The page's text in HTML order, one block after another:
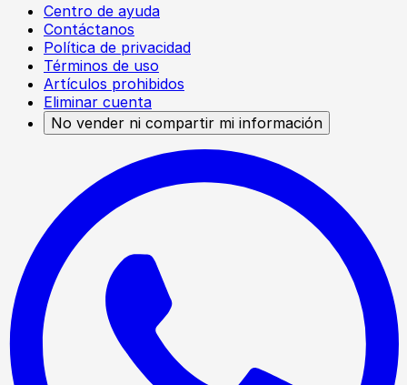
Centro de ayuda
Contáctanos
Política de privacidad
Términos de uso
Artículos prohibidos
Eliminar cuenta
No vender ni compartir mi información